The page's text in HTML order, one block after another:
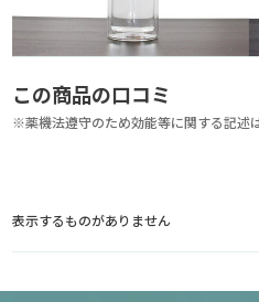
この商品の口コミ
※薬機法遵守のため効能等に関する記述
表示するものがありません